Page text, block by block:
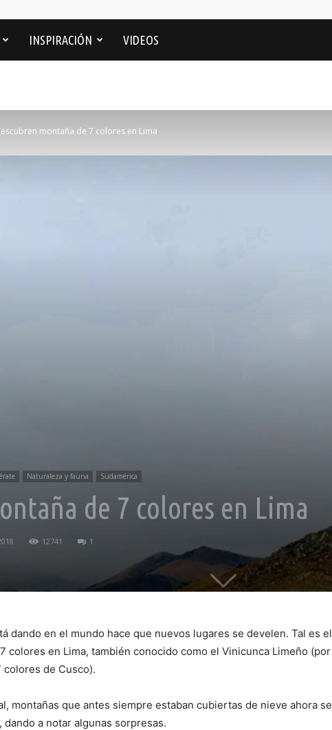
INSPIRACIÓN VIDEOS
montaña de 7 colores en Lima
Naturaleza y fauna Sudamérica
de 7 colores en Lima
12741 1
dando en el mundo hace que nuevos lugares se develen. Tal es el
colores en Lima, también conocido como el Vinicunca Limeño (por
colores de Cusco).
montañas que antes siempre estaban cubiertas de nieve ahora se
dando a notar algunas sorpresas.